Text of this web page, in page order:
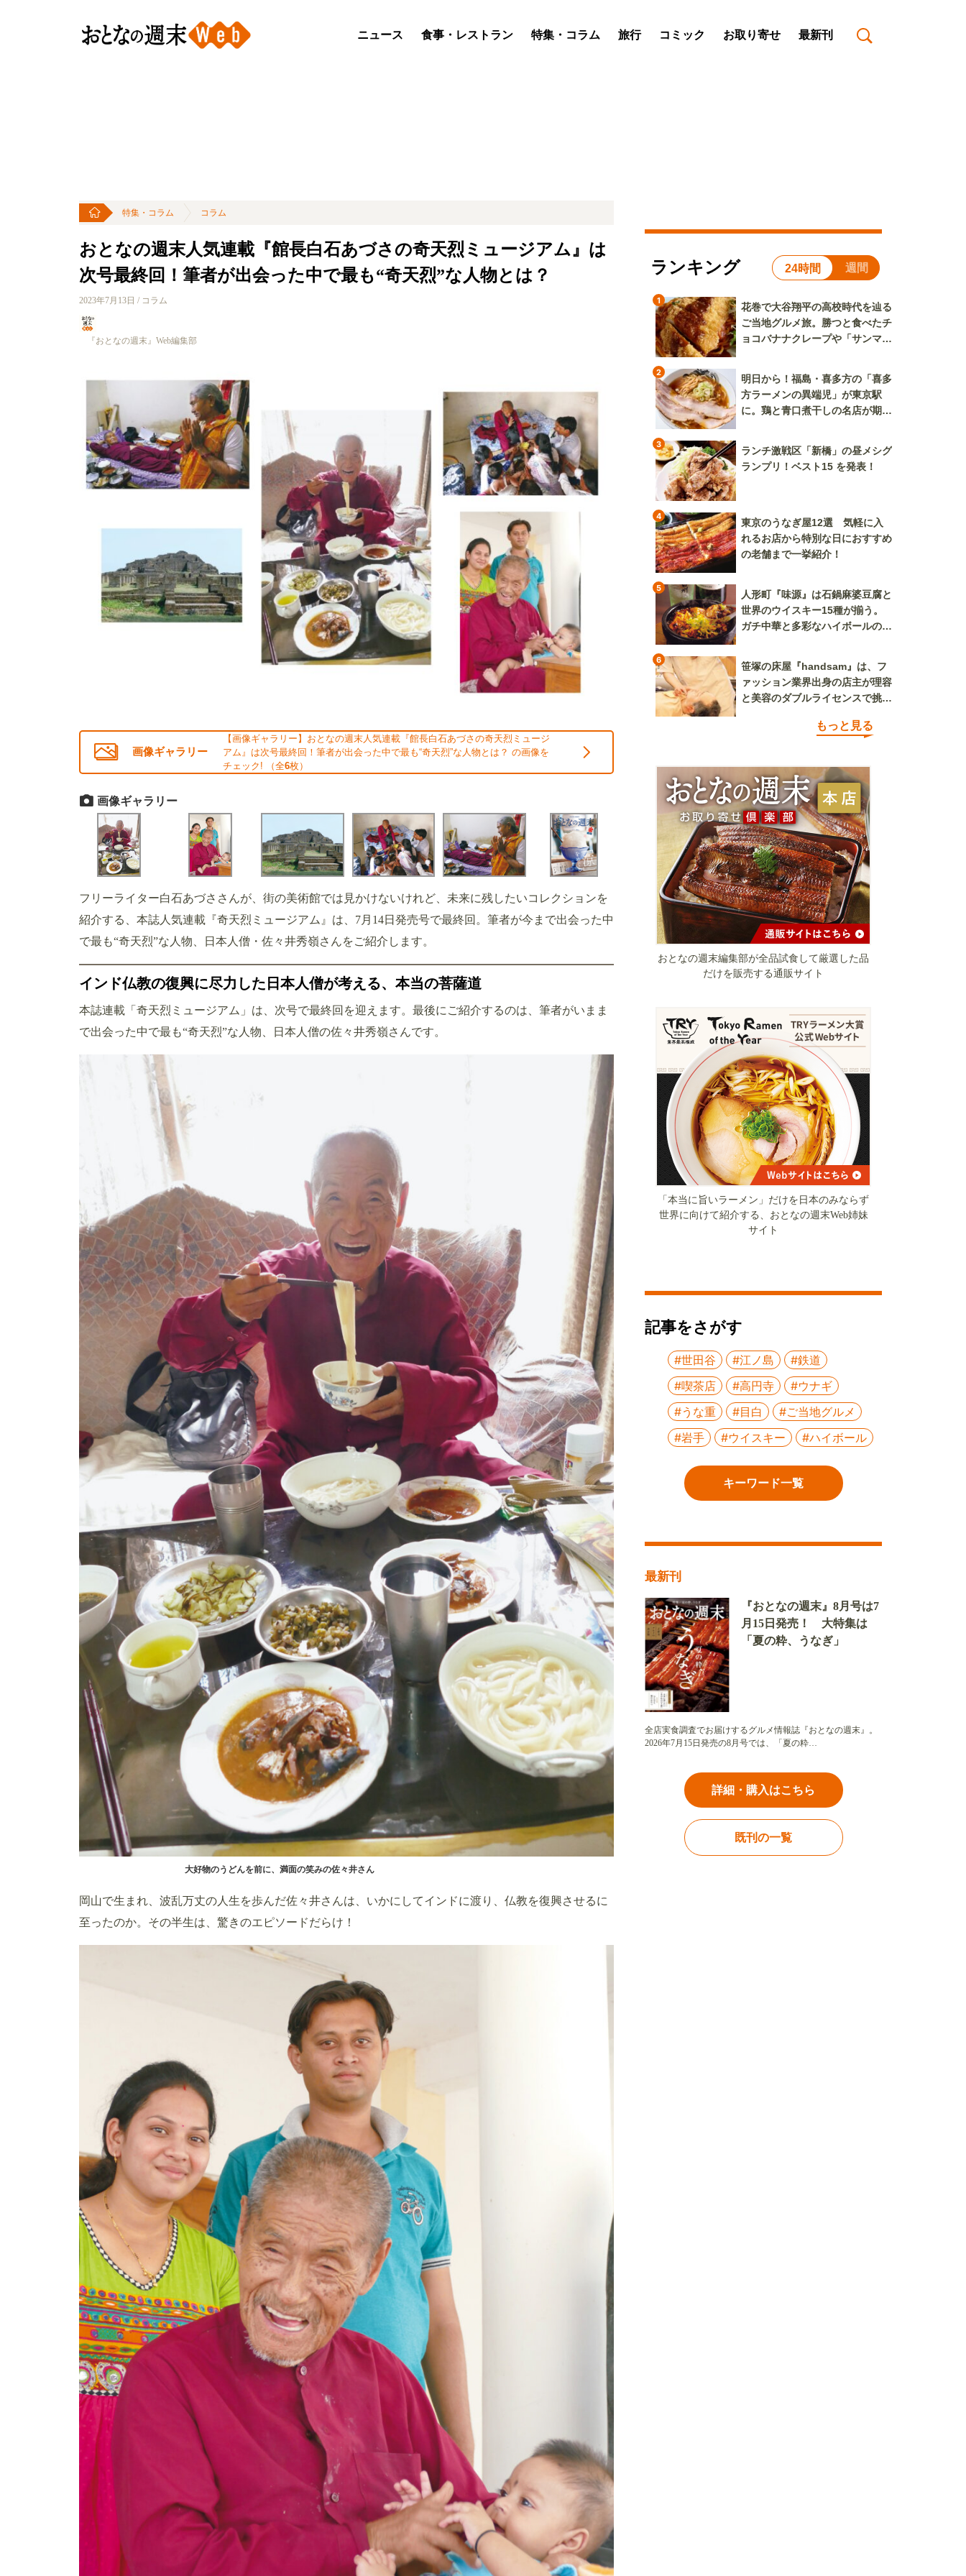
ニュース 食事・レストラン 特集・コラム 旅行 コミック お取り寄せ 最新刊
特集・コラム コラム
おとなの週末人気連載『館長白石あづさの奇天烈ミュージアム』は
次号最終回！筆者が出会った中で最も“奇天烈”な人物とは？
2023年7月13日 / コラム
『おとなの週末』Web編集部
画像ギャラリー
【画像ギャラリー】おとなの週末人気連載『館長白石あづさの奇天烈ミュージ
アム』は次号最終回！筆者が出会った中で最も“奇天烈”な人物とは？ の画像を
チェック! （全6枚）
画像ギャラリー
フリーライター白石あづささんが、街の美術館では見かけないけれど、未来に残したいコレクションを
紹介する、本誌人気連載『奇天烈ミュージアム』は、7月14日発売号で最終回。筆者が今まで出会った中
で最も“奇天烈”な人物、日本人僧・佐々井秀嶺さんをご紹介します。
インド仏教の復興に尽力した日本人僧が考える、本当の菩薩道
本誌連載「奇天烈ミュージアム」は、次号で最終回を迎えます。最後にご紹介するのは、筆者がいまま
で出会った中で最も“奇天烈”な人物、日本人僧の佐々井秀嶺さんです。
大好物のうどんを前に、満面の笑みの佐々井さん
岡山で生まれ、波乱万丈の人生を歩んだ佐々井さんは、いかにしてインドに渡り、仏教を復興させるに
至ったのか。その半生は、驚きのエピソードだらけ！
ランキング 24時間 週間
1
花巻で大谷翔平の高校時代を辿る
ご当地グルメ旅。勝つと食べたチ
ョコバナナクレープや「サンマー
2
明日から！福島・喜多方の「喜多
方ラーメンの異端児」が東京駅
に。鶏と青口煮干しの名店が期間
3
ランチ激戦区「新橋」の昼メシグ
ランプリ！ベスト15 を発表！
4
東京のうなぎ屋12選 気軽に入
れるお店から特別な日におすすめ
の老舗まで一挙紹介！
5
人形町『味源』は石鍋麻婆豆腐と
世界のウイスキー15種が揃う。
ガチ中華と多彩なハイボールの組
6
笹塚の床屋『handsam』は、フ
ァッション業界出身の店主が理容
と美容のダブルライセンスで挑む
もっと見る
おとなの週末編集部が全品試食して厳選した品
だけを販売する通販サイト
「本当に旨いラーメン」だけを日本のみならず
世界に向けて紹介する、おとなの週末Web姉妹
サイト
記事をさがす
#世田谷 #江ノ島
#鉄道
#喫茶店
#高円寺
#ウナギ
#うな重
#目白
#ご当地グルメ
#岩手
#ウイスキー #ハイボール
キーワード一覧
最新刊
『おとなの週末』8月号は7
月15日発売！ 大特集は
「夏の粋、うなぎ」
全店実食調査でお届けするグルメ情報誌『おとなの週末』。
2026年7月15日発売の8月号では、「夏の粋…
詳細・購入はこちら
既刊の一覧